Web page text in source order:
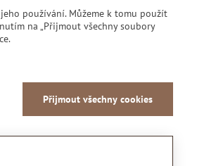
používání. Můžeme k tomu použít
na „Přijmout všechny soubory
Přijmout všechny cookies